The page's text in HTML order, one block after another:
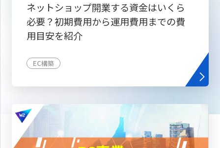
ネットショップ開業する資金はいくら
必要？初期費用から運用費用までの費
用目安を紹介
EC構築